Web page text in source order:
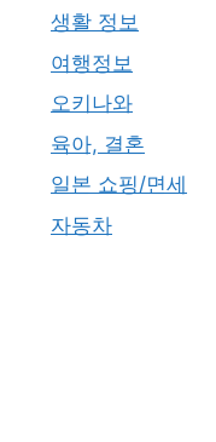
생활 정보
여행정보
오키나와
육아, 결혼
일본 쇼핑/면세
자동차